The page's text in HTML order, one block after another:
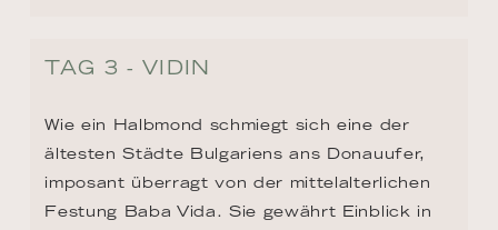
TAG 3 - VIDIN
Wie ein Halbmond schmiegt sich eine der
ältesten Städte Bulgariens ans Donauufer,
imposant überragt von der mittelalterlichen
Festung Baba Vida. Sie gewährt Einblick in